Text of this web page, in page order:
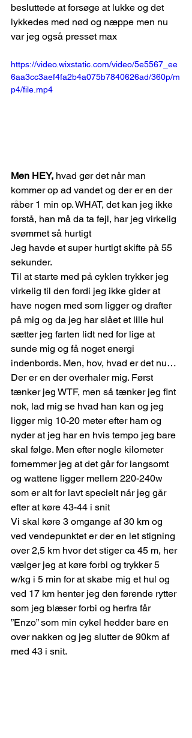
besluttede at forsøge at lukke og det
lykkedes med nød og næppe men nu
var jeg også presset max
https://video.wixstatic.com/video/5e5567_ee
6aa3cc3aef4fa2b4a075b7840626ad/360p/m
p4/file.mp4
Men HEY, hvad gør det når man
kommer op ad vandet og der er en der
råber 1 min op. WHAT, det kan jeg ikke
forstå, han må da ta fejl, har jeg virkelig
svømmet så hurtigt
Jeg havde et super hurtigt skifte på 55
sekunder.
Til at starte med på cyklen trykker jeg
virkelig til den fordi jeg ikke gider at
have nogen med som ligger og drafter
på mig og da jeg har slået et lille hul
sætter jeg farten lidt ned for lige at
sunde mig og få noget energi
indenbords. Men, hov, hvad er det nu…
Der er en der overhaler mig. Først
tænker jeg WTF, men så tænker jeg fint
nok, lad mig se hvad han kan og jeg
ligger mig 10-20 meter efter ham og
nyder at jeg har en hvis tempo jeg bare
skal følge. Men efter nogle kilometer
fornemmer jeg at det går for langsomt
og wattene ligger mellem 220-240w
som er alt for lavt specielt når jeg går
efter at køre 43-44 i snit
Vi skal køre 3 omgange af 30 km og
ved vendepunktet er der en let stigning
over 2,5 km hvor det stiger ca 45 m, her
vælger jeg at køre forbi og trykker 5
w/kg i 5 min for at skabe mig et hul og
ved 17 km henter jeg den førende rytter
som jeg blæser forbi og herfra får
”Enzo” som min cykel hedder bare en
over nakken og jeg slutter de 90km af
med 43 i snit.